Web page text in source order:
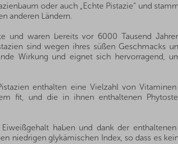
oder auch „Echte Pistazie“ und
anderen Ländern.
und waren bereits vor 6000 Tausend
sind wegen ihres süßen Geschmacks
Wirkung und eignet sich hervorragend,
enthalten eine Vielzahl von
fit, und die in ihnen enthaltenen
haben und dank der
niedrigen glykämischen Index, so dass es